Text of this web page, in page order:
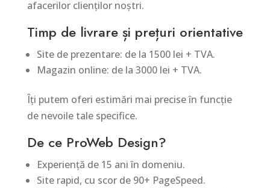
afacerilor clienților noștri.
Timp de livrare și prețuri orientative
Site de prezentare: de la 1500 lei + TVA.
Magazin online: de la 3000 lei + TVA.
Îți putem oferi estimări mai precise în funcție
de nevoile tale specifice.
De ce ProWeb Design?
Experiență de 15 ani în domeniu.
Site rapid, cu scor de 90+ PageSpeed.